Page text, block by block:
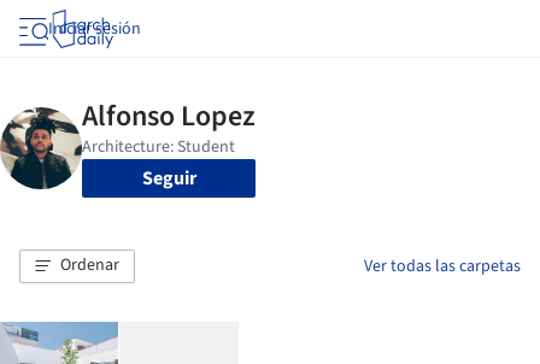
Iniciar sesión
Seguir
Ordenar Ver todas las carpetas